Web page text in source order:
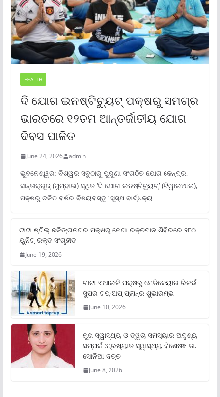
HEALTH
ଦି ଯୋଗ ଇନଷ୍ଟିଚ୍ୟୁଟ୍ ପକ୍ଷରୁ ସମଗ୍ର
ଭାରତରେ ୧୨ତମ ଆନ୍ତର୍ଜାତୀୟ ଯୋଗ
ଦିବସ ପାଳିତ
June 24, 2026 admin
ଭୁବନେଶ୍ୱର: ବିଶ୍ୱର ସବୁଠାରୁ ପୁରୁଣା ସଂଗଠିତ ଯୋଗ କେନ୍ଦ୍ର,
ସାନ୍ତାକ୍ରୁଜ୍ (ମୁମ୍ବାଇ) ସ୍ଥିତ ‘ଦି ଯୋଗ ଇନଷ୍ଟିଚ୍ୟୁଟ୍‌’ (ଟିୱାଇଆଇ),
ପକ୍ଷରୁ ଚଳିତ ବର୍ଷର ବିଷୟବସ୍ତୁ “ସୁସ୍ଥ ବାର୍ଦ୍ଧକ୍ୟ
ଟାଟା ଷ୍ଟିଲ୍‌ କଳିଙ୍ଗନଗର ପକ୍ଷରୁ ମେଗା ରକ୍ତଦାନ ଶିବିରରେ ୨୮୦
ୟୁନିଟ୍‌ ରକ୍ତ ସଂଗୃହୀତ
June 19, 2026
ଟାଟା ଏଆଇଜି ପକ୍ଷରୁ ମେଡିକେୟାର ରିଜର୍ଭ
ସୁପର ଟପ୍‌-ଅପ୍ ପ୍ଲାନ୍‌ର ଶୁଭାରମ୍ଭ
June 10, 2026
ମୁଖ ସ୍ୱାସ୍ଥ୍ୟ ଓ ତ୍ୱଚା ସମସ୍ୟାର ଅଦୃଶ୍ୟ
ସମ୍ପର୍କ :ପ୍ରଖ୍ୟାତ ସ୍ୱାସ୍ଥ୍ୟ ବିଶେଷଜ୍ଞ ଡା.
ସୋନିଆ ଦତ୍ତ
June 8, 2026